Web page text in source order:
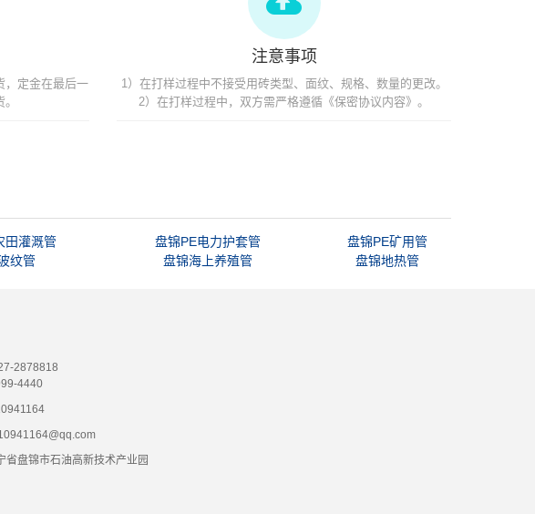
，定金在最后一
注意事项
1）在打样过程中不接受用砖类型、面纹、规格、数量的更改。
2）在打样过程中，双方需严格遵循《保密协议内容》。
田灌溉管 盘锦PE电力护套管
盘锦PE矿用管
纹管 盘锦海上养殖管 盘锦地热管
2878818
4440
省盘锦市石油高新技术产业园